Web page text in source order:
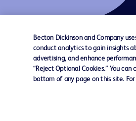
Nous contacter
Becton Dickinson and Company
conduct analytics to gain insights
advertising, and enhance
“Reject Optional Cookies.” You
bottom of any page on this site.